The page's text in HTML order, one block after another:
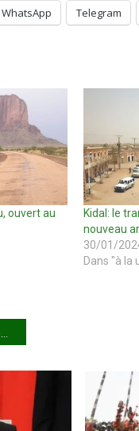
WhatsApp Telegram
ouvert au
Kidal: le
nouveau
30/01/
Dans "à la